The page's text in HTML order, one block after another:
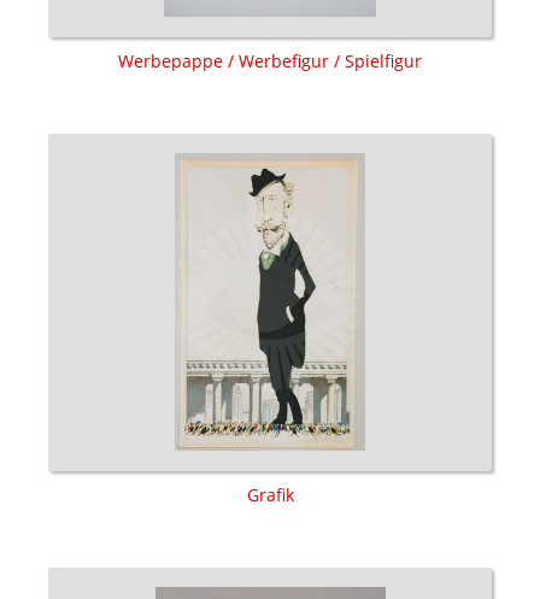
Werbepappe / Werbefigur / Spielfigur
Grafik